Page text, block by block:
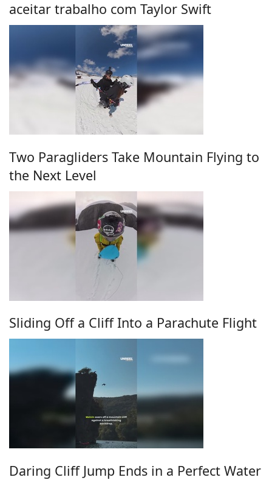
aceitar trabalho com Taylor Swift
Two Paragliders Take Mountain Flying to
the Next Level
Sliding Off a Cliff Into a Parachute Flight
Daring Cliff Jump Ends in a Perfect Water